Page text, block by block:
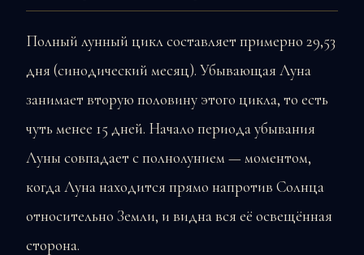
Полный лунный цикл составляет примерно 29,53
дня (синодический месяц). Убывающая Луна
занимает вторую половину этого цикла, то есть
чуть менее 15 дней. Начало периода убывания
Луны совпадает с полнолунием — моментом,
когда Луна находится прямо напротив Солнца
относительно Земли, и видна вся её освещённая
сторона.